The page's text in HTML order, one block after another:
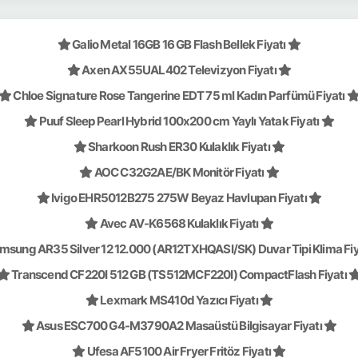
Galio Metal 16GB 16 GB Flash Bellek Fiyatı
Axen AX55UAL402 Televizyon Fiyatı
Chloe Signature Rose Tangerine EDT 75 ml Kadın Parfümü Fiyatı
Puuf Sleep Pearl Hybrid 100x200 cm Yaylı Yatak Fiyatı
Sharkoon Rush ER30 Kulaklık Fiyatı
AOC C32G2AE/BK Monitör Fiyatı
Ivigo EHR5012B275 275W Beyaz Havlupan Fiyatı
Avec AV-K6568 Kulaklık Fiyatı
AR35 Silver 12 12.000 (AR12TXHQASI/SK) Duvar Tipi Klima
Transcend CF220I 512 GB (TS512MCF220I) CompactFlash Fiyatı
Lexmark MS410d Yazıcı Fiyatı
Asus ESC700 G4-M3790A2 Masaüstü Bilgisayar Fiyatı
Ufesa AF5100 Air Fryer Fritöz Fiyatı